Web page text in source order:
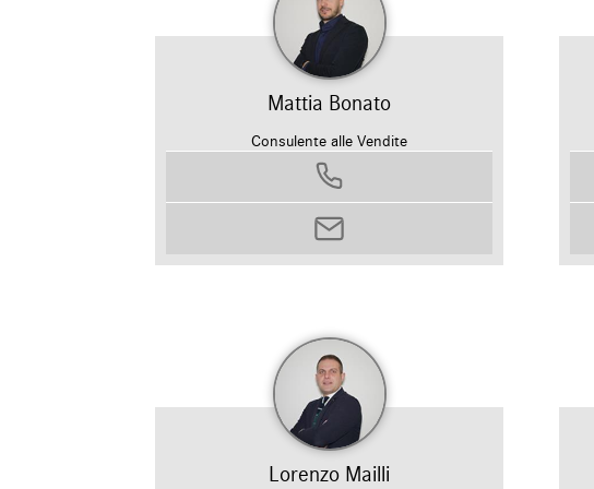
Mattia Bonato
Consulente alle Vendite
0458799311
mattia.bonato@autosilver.it
Lorenzo Mailli